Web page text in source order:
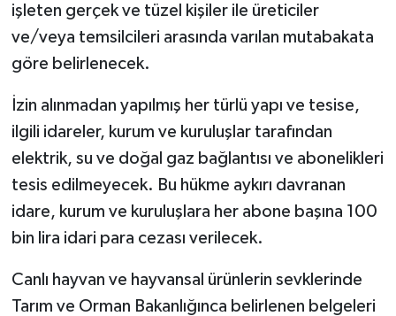
işleten gerçek ve tüzel kişiler ile üreticiler
ve/veya temsilcileri arasında varılan mutabakata
göre belirlenecek.
İzin alınmadan yapılmış her türlü yapı ve tesise,
ilgili idareler, kurum ve kuruluşlar tarafından
elektrik, su ve doğal gaz bağlantısı ve abonelikleri
tesis edilmeyecek. Bu hükme aykırı davranan
idare, kurum ve kuruluşlara her abone başına 100
bin lira idari para cezası verilecek.
Canlı hayvan ve hayvansal ürünlerin sevklerinde
Tarım ve Orman Bakanlığınca belirlenen belgeleri